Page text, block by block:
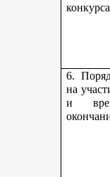
конкурса
6.
на
и